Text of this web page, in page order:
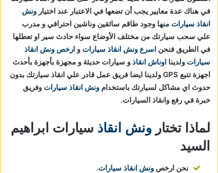
في هناك عدة معايير يجب أن تضعها في الاعتبار عند اختيار ونش
انقاذ سيارات منها وجود طاقم سائقين وناشين احترافي و مدرب
علي سحب سيارتك من مختلف الأوضاع سواء حادث سير او تعطلها
في الطريق فنحن اسرع ونش انقاذ سيارات و ارخص ونش انقاذ
سيارات ولدينا اوناش انقاذ و سيارات حديثة و مجهزة بأجهزة بأحدث
اجهزة تتبع GPS ولدينا ايضا فريق عمل قادر علي انقاذ سيارتك بدون
حدوث اي مشاكل لسيارتك باستخدام ونش انقاذ سيارات وفريق
خبرة في رفع وانقاذ السيارات.
لماذا تختار ونش انقاذ سيارات ابراهيم
السيد
نحن ارخص ونش انقاذ سيارات.